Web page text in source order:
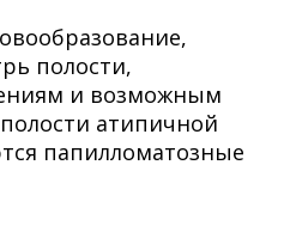
полости,
и возможным
атипичной
папилломатозные